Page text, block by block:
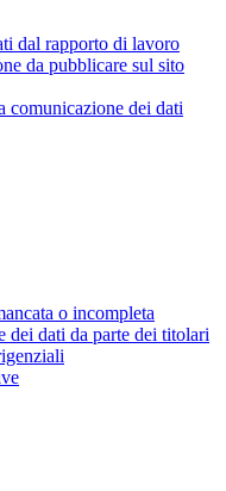
dal rapporto di lavoro
da pubblicare sul sito
comunicazione dei dati
o incompleta
dei dati da parte dei titolari